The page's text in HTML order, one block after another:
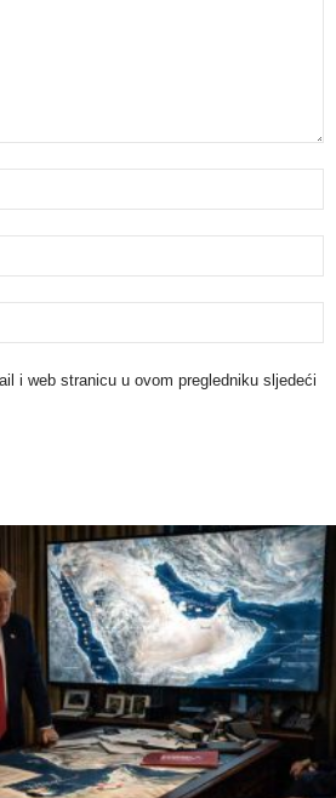
i web stranicu u ovom pregledniku sljedeći